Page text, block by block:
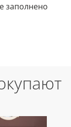
заполнено